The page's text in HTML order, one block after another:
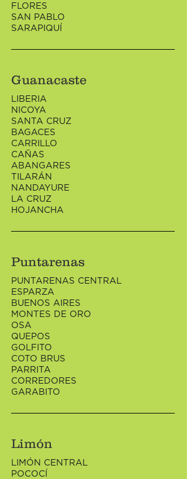
FLORES
SAN PABLO
SARAPIQUÍ
Guanacaste
LIBERIA
NICOYA
SANTA CRUZ
BAGACES
CARRILLO
CAÑAS
ABANGARES
TILARÁN
NANDAYURE
LA CRUZ
HOJANCHA
Puntarenas
PUNTARENAS CENTRAL
ESPARZA
BUENOS AIRES
MONTES DE ORO
OSA
QUEPOS
GOLFITO
COTO BRUS
PARRITA
CORREDORES
GARABITO
Limón
LIMÓN CENTRAL
POCOCÍ